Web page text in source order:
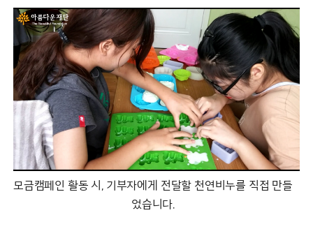
모금캠페인 활동 시, 기부자에게 전달할 천연비누를 직접 만들
었습니다.